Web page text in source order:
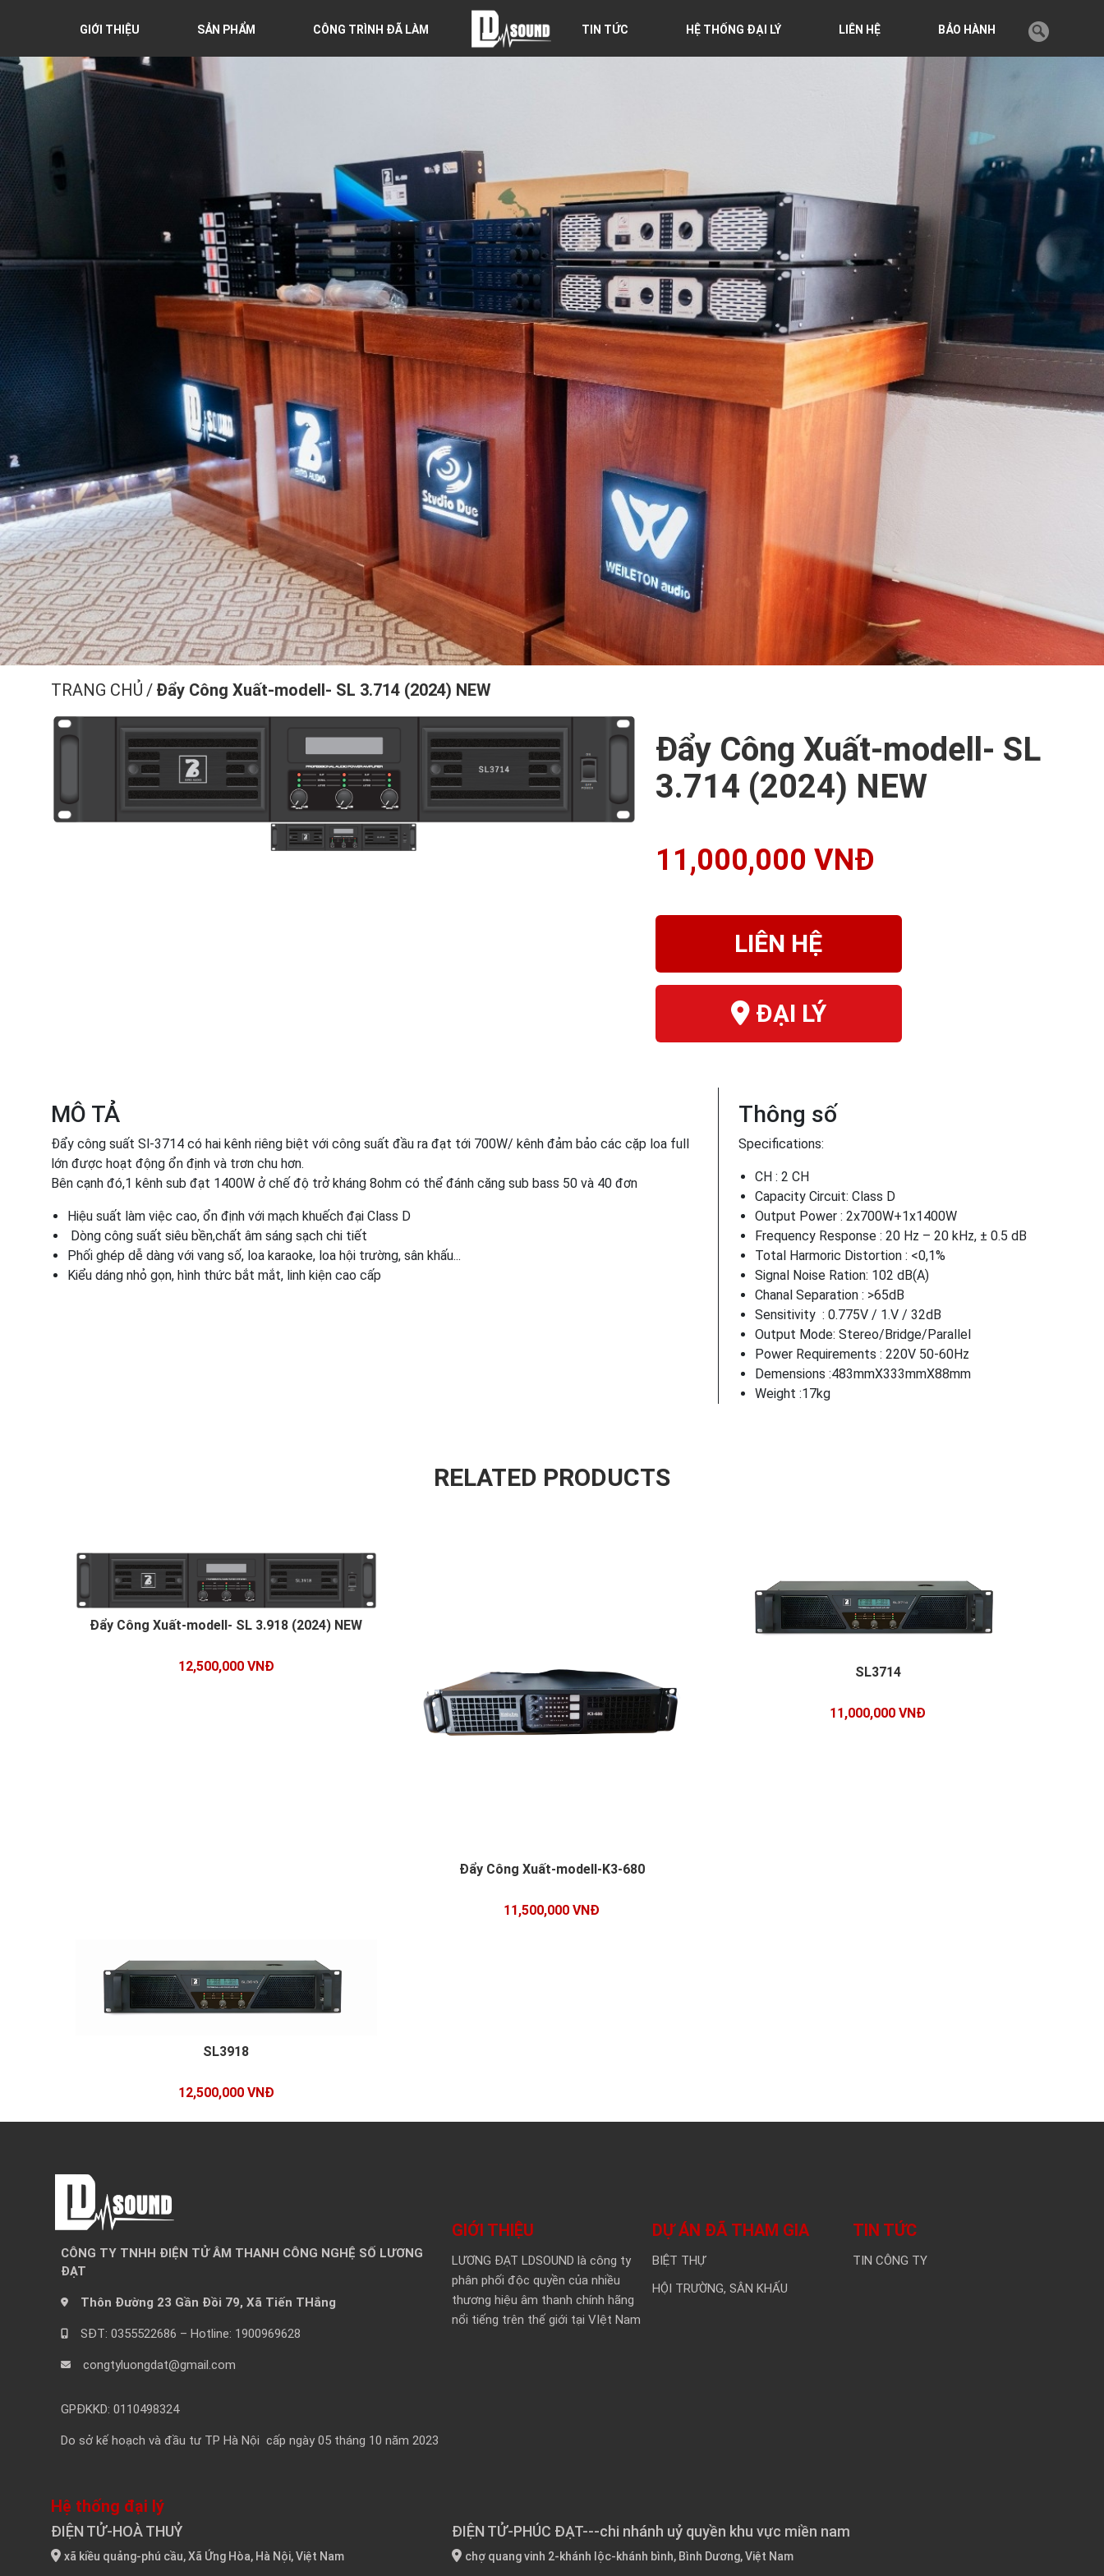
GIỚI THIỆU SẢN PHẨM CÔNG TRÌNH ĐÃ LÀM TIN TỨC HỆ THỐNG ĐẠI LÝ LIÊN HỆ BẢO HÀNH
TRANG CHỦ / Đẩy Công Xuất-modell- SL 3.714 (2024) NEW
Đẩy Công Xuất-modell- SL
3.714 (2024) NEW
11,000,000 VNĐ
LIÊN HỆ
ĐẠI LÝ
MÔ TẢ
Đẩy công suất Sl-3714 có hai kênh riêng biệt với công suất đầu ra đạt tới 700W/ kênh đảm bảo các cặp loa full
lớn được hoạt động ổn định và trơn chu hơn.
Bên cạnh đó,1 kênh sub đạt 1400W ở chế độ trở kháng 8ohm có thể đánh căng sub bass 50 và 40 đơn
Hiệu suất làm việc cao, ổn định với mạch khuếch đại Class D
Dòng công suất siêu bền,chất âm sáng sạch chi tiết
Phối ghép dễ dàng với vang số, loa karaoke, loa hội trường, sân khấu...
Kiểu dáng nhỏ gọn, hình thức bắt mắt, linh kiện cao cấp
Thông số
Specifications:
CH : 2 CH
Capacity Circuit: Class D
Output Power : 2x700W+1x1400W
Frequency Response : 20 Hz – 20 kHz, ± 0.5 dB
Total Harmoric Distortion : <0,1%
Signal Noise Ration: 102 dB(A)
Chanal Separation : >65dB
Sensitivity : 0.775V / 1.V / 32dB
Output Mode: Stereo/Bridge/Parallel
Power Requirements : 220V 50-60Hz
Demensions :483mmX333mmX88mm
Weight :17kg
RELATED PRODUCTS
Đẩy Công Xuất-modell- SL 3.918 (2024) NEW
12,500,000 VNĐ
Đẩy Công Xuất-modell-K3-680
11,500,000 VNĐ
SL3714
11,000,000 VNĐ
SL3918
12,500,000 VNĐ
CÔNG TY TNHH ĐIỆN TỬ ÂM THANH CÔNG NGHỆ SỐ LƯƠNG
ĐẠT
Thôn Đường 23 Gần Đồi 79, Xã Tiến THắng
SĐT: 0355522686 – Hotline: 1900969628
congtyluongdat@gmail.com
GPĐKKD: 0110498324
Do sở kế hoạch và đầu tư TP Hà Nội cấp ngày 05 tháng 10 năm 2023
GIỚI THIỆU
LƯƠNG ĐẠT LDSOUND là công ty
phân phối độc quyền của nhiều
thương hiệu âm thanh chính hãng
nổi tiếng trên thế giới tại VIệt Nam
DỰ ÁN ĐÃ THAM GIA
BIỆT THỰ
HỘI TRƯỜNG, SÂN KHẤU
TIN TỨC
TIN CÔNG TY
Hệ thống đại lý
ĐIỆN TỬ-HOÀ THUỶ
xã kiều quảng-phú cầu, Xã Ứng Hòa, Hà Nội, Việt Nam
ĐIỆN TỬ-PHÚC ĐẠT---chi nhánh uỷ quyền khu vực miền nam
chợ quang vinh 2-khánh lộc-khánh bình, Bình Dương, Việt Nam